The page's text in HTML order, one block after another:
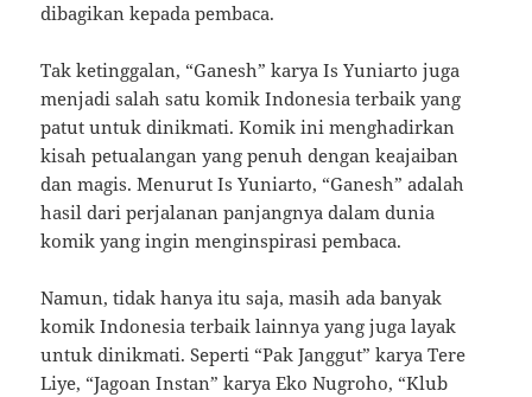
dibagikan kepada pembaca.
Tak ketinggalan, “Ganesh” karya Is Yuniarto juga
menjadi salah satu komik Indonesia terbaik yang
patut untuk dinikmati. Komik ini menghadirkan
kisah petualangan yang penuh dengan keajaiban
dan magis. Menurut Is Yuniarto, “Ganesh” adalah
hasil dari perjalanan panjangnya dalam dunia
komik yang ingin menginspirasi pembaca.
Namun, tidak hanya itu saja, masih ada banyak
komik Indonesia terbaik lainnya yang juga layak
untuk dinikmati. Seperti “Pak Janggut” karya Tere
Liye, “Jagoan Instan” karya Eko Nugroho, “Klub